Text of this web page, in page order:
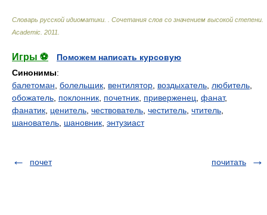
Словарь русской идиоматики. . Сочетания слов со значением высокой степени
Academic 2011
Игры ⚽
Поможем написать курсовую
Синонимы:
балетоман болельщик вентилятор воздыхатель любитель
обожатель поклонник почетник приверженец фанат,
фанатик ценитель чествователь честитель чтитель
шанователь шановник энтузиаст
почет почитать